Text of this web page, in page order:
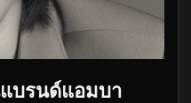
บรนด์แอมบา